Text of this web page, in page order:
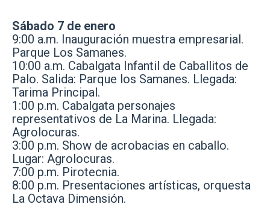
Sábado 7 de enero
9:00 a.m. Inauguración muestra empresarial.
Parque Los Samanes.
10:00 a.m. Cabalgata Infantil de Caballitos de
Palo. Salida: Parque los Samanes. Llegada:
Tarima Principal.
1:00 p.m. Cabalgata personajes
representativos de La Marina. Llegada:
Agrolocuras.
3:00 p.m. Show de acrobacias en caballo.
Lugar: Agrolocuras.
7:00 p.m. Pirotecnia.
8:00 p.m. Presentaciones artísticas, orquesta
La Octava Dimensión.